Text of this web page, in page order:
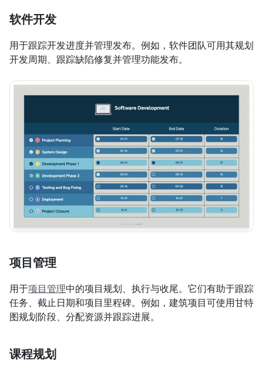
软件开发
用于跟踪开发进度并管理发布。例如，软件团队可用其规划
开发周期、跟踪缺陷修复并管理功能发布。
项目管理
用于项目管理中的项目规划、执行与收尾。它们有助于跟踪
任务、截止日期和项目里程碑。例如，建筑项目可使用甘特
图规划阶段、分配资源并跟踪进展。
课程规划